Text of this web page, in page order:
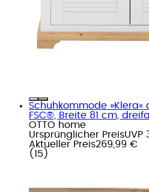
Schuhkommode »Klera«
FSC®, Breite 81 cm,
OTTO home
Ursprünglicher PreisUVP
Aktueller Preis269,99 €
( 15 )